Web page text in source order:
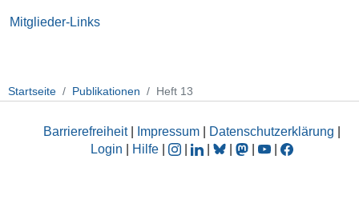
Mitglieder-Links
Startseite Publikationen Heft 13
Barrierefreiheit| Impressum Datenschutzerklärung
Login
Hilfe